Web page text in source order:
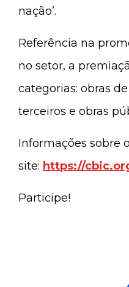
nação’.
Referência na
no setor, a
categorias: obras
terceiros e obras
Informações sobre
site: https://
Participe!